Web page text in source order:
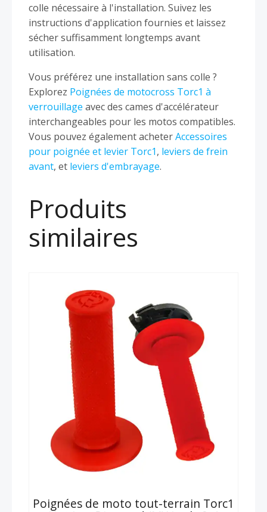
colle nécessaire à l'installation. Suivez les
instructions d'application fournies et laissez
sécher suffisamment longtemps avant
utilisation.
Vous préférez une installation sans colle ?
Explorez Poignées de motocross Torc1 à
verrouillage avec des cames d'accélérateur
interchangeables pour les motos compatibles.
Vous pouvez également acheterAccessoires
pour poignée et levier Torc1, leviers de frein
avant, et leviers d'embrayage.
Produits
similaires
Poignées de moto tout-terrain Torc1